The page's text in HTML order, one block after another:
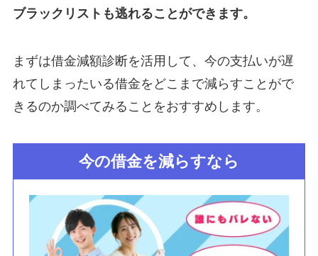
ブラックリストも逃れることができます。
まずは借金減額診断を活用して、今の支払いが遅
れてしまったいる借金をどこまで減らすことがで
きるのか調べてみることをおすすめします。
今の借金を減らすなら